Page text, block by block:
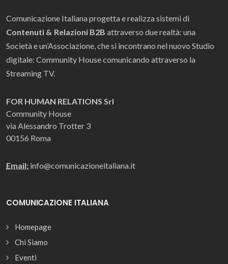
Comunicazione Italiana progetta e realizza sistemi di
Contenuti & Relazioni B2B attraverso due realtà: una
Società e un’Associazione, che si incontrano nel nuovo Studio
digitale: Community House comunicando attraverso la
Streaming TV.
FOR HUMAN RELATIONS Srl
Community House
via Alessandro Trotter 3
00156 Roma
Email: info@comunicazioneitaliana.it
COMUNICAZIONE ITALIANA
Homepage
Chi Siamo
Eventi